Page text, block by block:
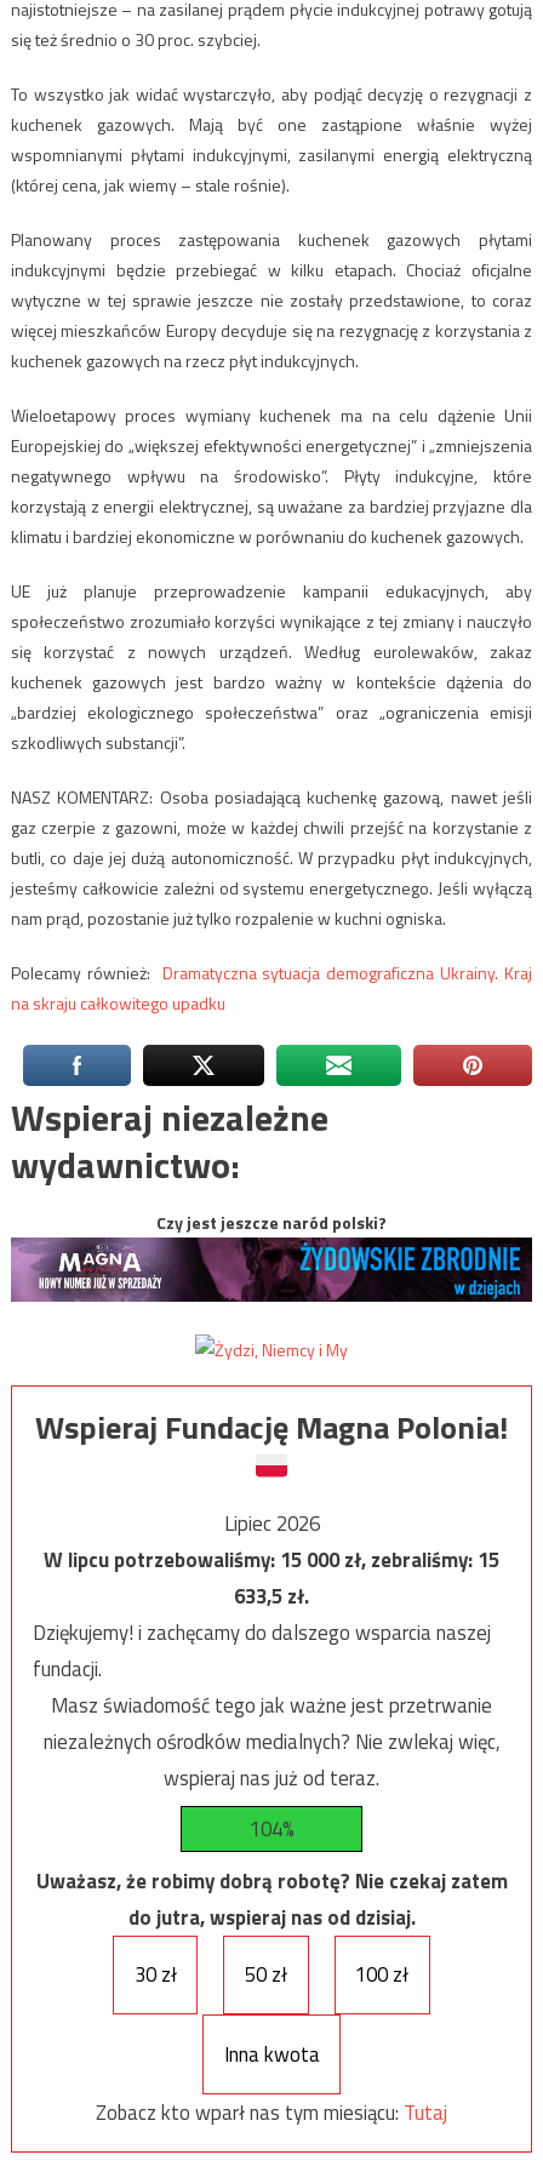
najistotniejsze – na zasilanej prądem płycie indukcyjnej potrawy gotują
się też średnio o 30 proc. szybciej.
To wszystko jak widać wystarczyło, aby podjąć decyzję o rezygnacji z
kuchenek gazowych. Mają być one zastąpione właśnie wyżej
wspomnianymi płytami indukcyjnymi, zasilanymi energią elektryczną
(której cena, jak wiemy – stale rośnie).
Planowany proces zastępowania kuchenek gazowych płytami
indukcyjnymi będzie przebiegać w kilku etapach. Chociaż oficjalne
wytyczne w tej sprawie jeszcze nie zostały przedstawione, to coraz
więcej mieszkańców Europy decyduje się na rezygnację z korzystania z
kuchenek gazowych na rzecz płyt indukcyjnych.
Wieloetapowy proces wymiany kuchenek ma na celu dążenie Unii
Europejskiej do „większej efektywności energetycznej” i „zmniejszenia
negatywnego wpływu na środowisko”. Płyty indukcyjne, które
korzystają z energii elektrycznej, są uważane za bardziej przyjazne dla
klimatu i bardziej ekonomiczne w porównaniu do kuchenek gazowych.
UE już planuje przeprowadzenie kampanii edukacyjnych, aby
społeczeństwo zrozumiało korzyści wynikające z tej zmiany i nauczyło
się korzystać z nowych urządzeń. Według eurolewaków, zakaz
kuchenek gazowych jest bardzo ważny w kontekście dążenia do
„bardziej ekologicznego społeczeństwa” oraz „ograniczenia emisji
szkodliwych substancji”.
NASZ KOMENTARZ: Osoba posiadającą kuchenkę gazową, nawet jeśli
gaz czerpie z gazowni, może w każdej chwili przejść na korzystanie z
butli, co daje jej dużą autonomiczność. W przypadku płyt indukcyjnych,
jesteśmy całkowicie zależni od systemu energetycznego. Jeśli wyłączą
nam prąd, pozostanie już tylko rozpalenie w kuchni ogniska.
Polecamy również: Dramatyczna sytuacja demograficzna Ukrainy. Kraj
na skraju całkowitego upadku
Wspieraj niezależne
wydawnictwo:
Czy jest jeszcze naród polski?
Wspieraj Fundację Magna Polonia!
Lipiec 2026
W lipcu potrzebowaliśmy:15 000zł, zebraliśmy:15
633,5zł.
Dziękujemy! i zachęcamy do dalszego wsparcia naszej
fundacji.
Masz świadomość tego jak ważne jest przetrwanie
niezależnych ośrodków medialnych? Nie zwlekaj więc,
wspieraj nas już od teraz.
104%
Uważasz, że robimy dobrą robotę? Nie czekaj zatem
do jutra, wspieraj nas od dzisiaj.
30 zł
50 zł 100 zł
Inna kwota
Zobacz kto wparł nas tym miesiącu: Tutaj